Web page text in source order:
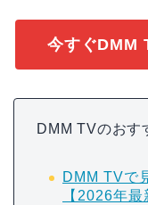
今すぐDMM
DMM TVのおす
DMM TVで
【2026年最